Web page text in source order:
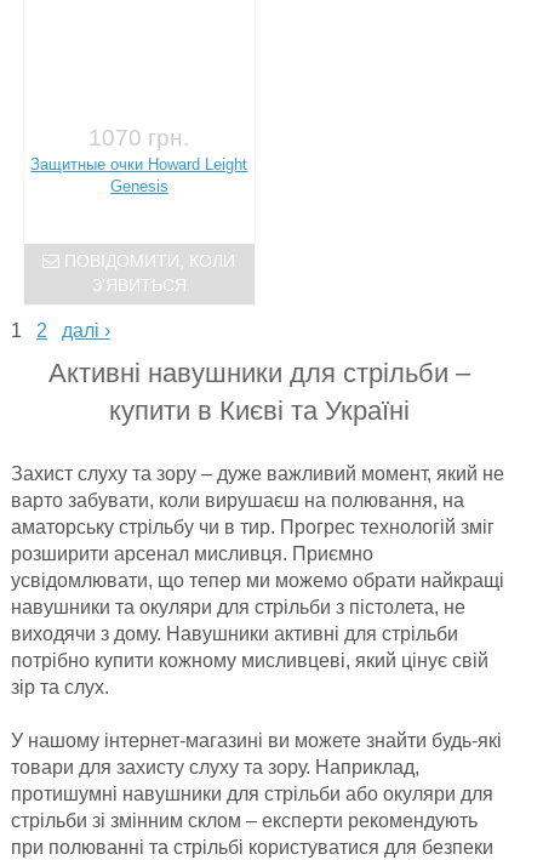
1070 грн.
Защитные очки Howard Leight
Genesis
ПОВІДОМИТИ, КОЛИ
З'ЯВИТЬСЯ
1 2 далі ›
Активні навушники для стрільби –
купити в Києві та Україні
Захист слуху та зору – дуже важливий момент, який не
варто забувати, коли вирушаєш на полювання, на
аматорську стрільбу чи в тир. Прогрес технологій зміг
розширити арсенал мисливця. Приємно
усвідомлювати, що тепер ми можемо обрати найкращі
навушники та окуляри для стрільби з пістолета, не
виходячи з дому. Навушники активні для стрільби
потрібно купити кожному мисливцеві, який цінує свій
зір та слух.
У нашому інтернет-магазині ви можете знайти будь-які
товари для захисту слуху та зору. Наприклад,
протишумні навушники для стрільби або окуляри для
стрільби зі змінним склом – експерти рекомендують
при полюванні та стрільбі користуватися для безпеки